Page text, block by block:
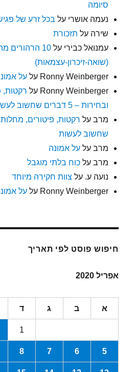
סיומה
נעמה אושרי על בכל זרע של
שירה על תזכורת
עמנואל כבירי על
10 הרהורים
(שואה-זיכרון-עצמאות)
Ronny Weinberger עלעל
Ronny Weinberger על רקטות,
ובחירות – 5 דברים שחשוב לעשות
מרב על
שחשוב לעשות
מרב עלעל אמונה
מרב עלכוח בלתי מוגבל
נועה ע. על צוות חקירה מיוחד
Ronny Weinberger עלעל
חיפוש פוסט לפי תאריך
אפריל 2020
א ב ג ד
1
5
6
7
8